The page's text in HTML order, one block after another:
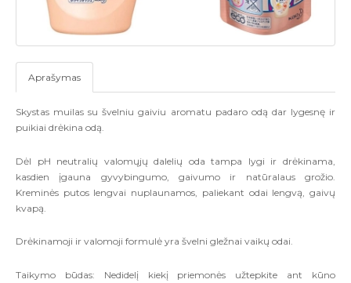
Aprašymas
Skystas muilas su švelniu gaiviu aromatu padaro odą dar lygesnę ir
puikiai drėkina odą.
Dėl pH neutralių valomųjų dalelių oda tampa lygi ir drėkinama,
kasdien įgauna gyvybingumo, gaivumo ir natūralaus grožio.
Kreminės putos lengvai nuplaunamos, paliekant odai lengvą, gaivų
kvapą.
Drėkinamoji ir valomoji formulė yra švelni gležnai vaikų odai.
Taikymo būdas: Nedidelį kiekį priemonės užtepkite ant kūno